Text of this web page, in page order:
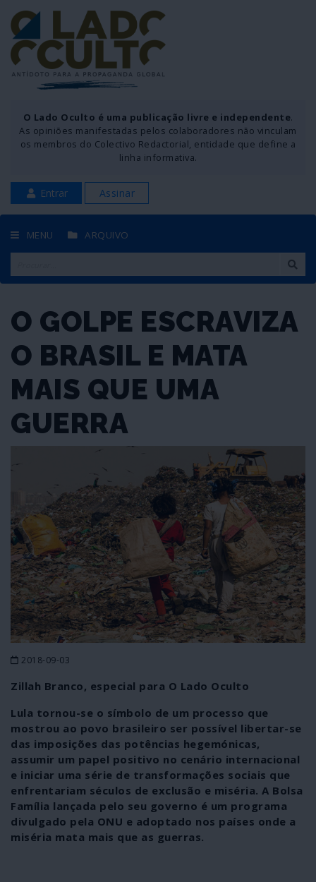
O Lado Oculto é uma publicação livre e independente.
As opiniões manifestadas pelos colaboradores não vinculam
os membros do Colectivo Redactorial, entidade que define a
linha informativa.
Entrar Assinar
MENU ARQUIVO
O GOLPE ESCRAVIZA
O BRASIL E MATA
MAIS QUE UMA
GUERRA
2018-09-03
Zillah Branco, especial para O Lado Oculto
Lula tornou-se o símbolo de um processo que
mostrou ao povo brasileiro ser possível libertar-se
das imposições das potências hegemónicas,
assumir um papel positivo no cenário internacional
e iniciar uma série de transformações sociais que
enfrentariam séculos de exclusão e miséria. A Bolsa
Família lançada pelo seu governo é um programa
divulgado pela ONU e adoptado nos países onde a
miséria mata mais que as guerras.